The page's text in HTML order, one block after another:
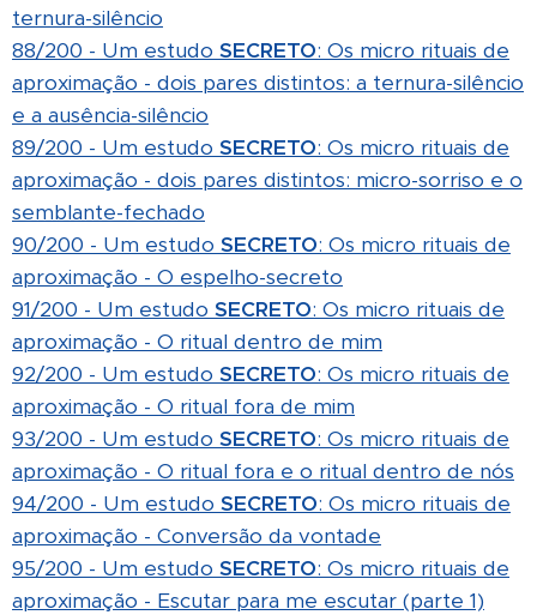
ternura-silêncio
88/200 - Um estudo SECRETO: Os micro rituais de
aproximação - dois pares distintos: a ternura-silêncio
e a ausência-silêncio
89/200 - Um estudo SECRETO: Os micro rituais de
aproximação - dois pares distintos: micro-sorriso e o
semblante-fechado
90/200 - Um estudo SECRETO: Os micro rituais de
aproximação - O espelho-secreto
91/200 - Um estudo SECRETO: Os micro rituais de
aproximação - O ritual dentro de mim
92/200 - Um estudo SECRETO: Os micro rituais de
aproximação - O ritual fora de mim
93/200 - Um estudo SECRETO: Os micro rituais de
aproximação - O ritual fora e o ritual dentro de nós
94/200 - Um estudo SECRETO: Os micro rituais de
aproximação - Conversão da vontade
95/200 - Um estudo SECRETO: Os micro rituais de
aproximação - Escutar para me escutar (parte 1)